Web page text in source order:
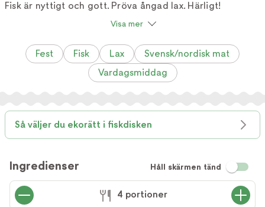
Fisk är nyttigt och gott. Pröva ångad lax. Härligt!
Visa mer
Fest Fisk Lax
Svensk/nordisk mat
Vardagsmiddag
Så väljer du ekorätt i fiskdisken
Ingredienser Håll skärmen tänd
4 portioner